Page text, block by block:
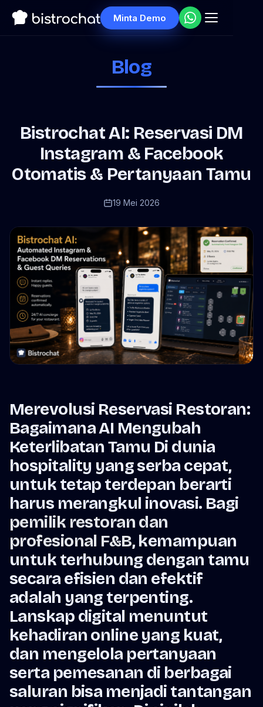
Minta Demo
Blog
Bistrochat AI: Reservasi DM
Instagram & Facebook
Otomatis & Pertanyaan Tamu
19 Mei 2026
Merevolusi Reservasi Restoran:
Bagaimana AI Mengubah
Keterlibatan Tamu Di dunia
hospitality yang serba cepat,
untuk tetap terdepan berarti
harus merangkul inovasi. Bagi
pemilik restoran dan
profesional F&B, kemampuan
untuk terhubung dengan tamu
secara efisien dan efektif
adalah yang terpenting.
Lanskap digital menuntut
kehadiran online yang kuat,
dan mengelola pertanyaan
serta pemesanan di berbagai
saluran bisa menjadi tantangan